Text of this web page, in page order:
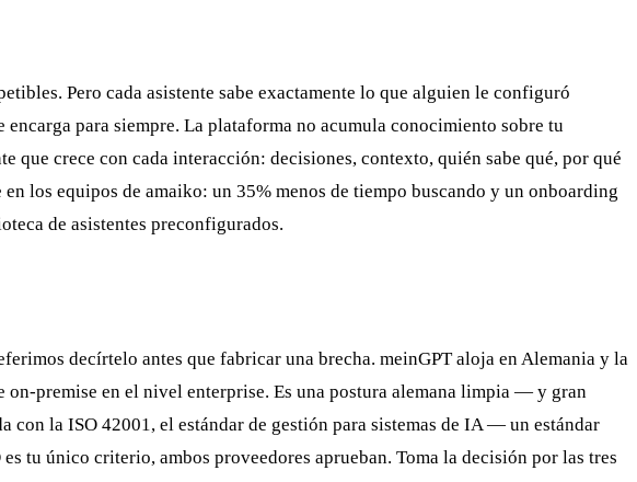
Pero cada asistente sabe exactamente lo que alguien le configuró
para siempre. La plataforma no acumula conocimiento sobre tu
que crece con cada interacción: decisiones, contexto, quién sabe qué, por qué
los equipos de amaiko: un 35% menos de tiempo buscando y un onboarding
de asistentes preconfigurados.
decírtelo antes que fabricar una brecha. meinGPT aloja en Alemania y la
premise en el nivel enterprise. Es una postura alemana limpia — y gran
la ISO 42001, el estándar de gestión para sistemas de IA — un estándar
tu único criterio, ambos proveedores aprueban. Toma la decisión por las tres